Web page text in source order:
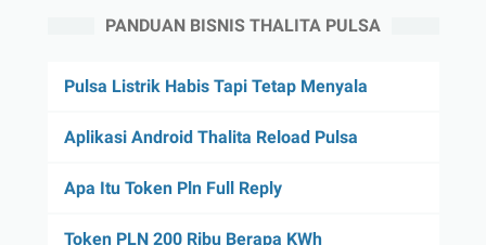
PANDUAN BISNIS THALITA PULSA
Pulsa Listrik Habis Tapi Tetap Menyala
Aplikasi Android Thalita Reload Pulsa
Apa Itu Token Pln Full Reply
Token PLN 200 Ribu Berapa KWh